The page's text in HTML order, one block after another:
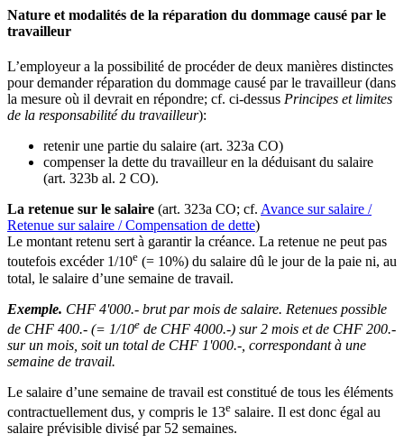
Nature et modalités de la réparation du dommage causé par le
travailleur
L’employeur a la possibilité de procéder de deux manières distinctes
pour demander réparation du dommage causé par le travailleur (dans
la mesure où il devrait en répondre; cf. ci-dessus Principes et limites
de la responsabilité du travailleur):
retenir une partie du salaire (art. 323a CO)
compenser la dette du travailleur en la déduisant du salaire
(art. 323b al. 2 CO).
La retenue sur le salaire (art. 323a CO; cf. Avance sur salaire /
Retenue sur salaire / Compensation de dette)
Le montant retenu sert à garantir la créance. La retenue ne peut pas
toutefois excéder 1/10e (= 10%) du salaire dû le jour de la paie ni, au
total, le salaire d’une semaine de travail.
Exemple. CHF 4'000.- brut par mois de salaire. Retenues possible
de CHF 400.- (= 1/10e de CHF 4000.-) sur 2 mois et de CHF 200.-
sur un mois, soit un total de CHF 1'000.-, correspondant à une
semaine de travail.
Le salaire d’une semaine de travail est constitué de tous les éléments
contractuellement dus, y compris le 13e salaire. Il est donc égal au
salaire prévisible divisé par 52 semaines.